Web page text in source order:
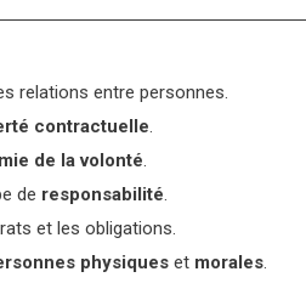
relations entre personnes.
contractuelle.
de la volonté.
de responsabilité.
et les obligations.
physiqueset morales.